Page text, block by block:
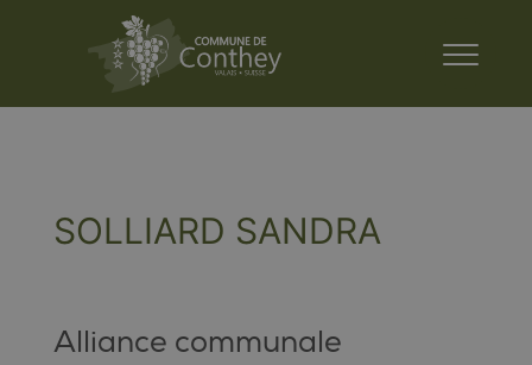
SOLLIARD SANDRA
Alliance communale